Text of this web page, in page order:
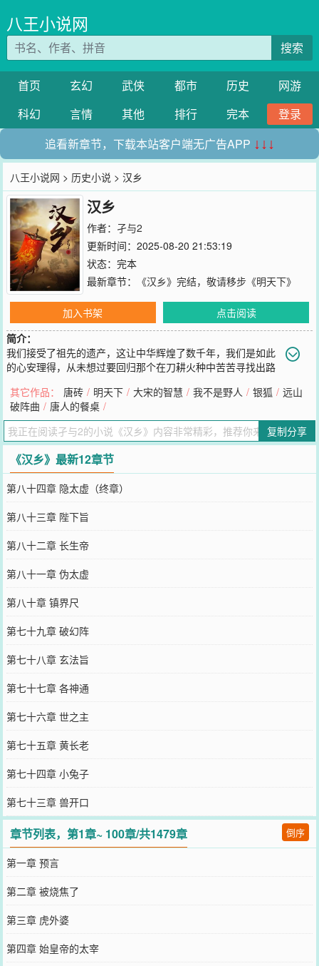
八王小说网
搜索
首页 玄幻 武侠 都市 历史
网游
科幻
言情 其他 排行 完本
登录
追看新章节，下载本站客户端无广告APP ↓↓↓
八王小说网 > 历史小说 > 汉乡
汉乡
作者： 孑与2
更新时间：2025-08-20 21:53:19
状态：完本
最新章节：
《汉乡》完结，敬请移步《明天下》
加入书架
点击阅读
简介：
我们接受了祖先的遗产，这让中华辉煌了数千年，我们是如此
的心安理得，从未想过要回归那个在刀耕火种中苦苦寻找出路
书要讲的故事。
您要是觉得《汉乡》还不错的话请不要忘记向您QQ群和微博微信里的
朋友推荐哦！
其它作品： 唐砖 / 明天下 / 大宋的智慧 / 我不是野人 / 银狐 / 远山
破阵曲 / 唐人的餐桌 /
复制分享
《汉乡》最新12章节
第八十四章 隐太虚（终章）
第八十三章 陛下旨
第八十二章 长生帝
第八十一章 伪太虚
第八十章 镇界尺
第七十九章 破幻阵
第七十八章 玄法旨
第七十七章 各神通
第七十六章 世之主
第七十五章 黄长老
第七十四章 小兔子
第七十三章 兽开口
章节列表，第1章~ 100章/共1479章 倒序
第一章 预言
第二章 被烧焦了
第三章 虎外婆
第四章 始皇帝的太宰